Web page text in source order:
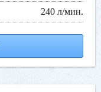
240 л/мин.